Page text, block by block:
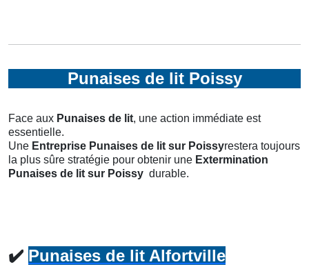
Punaises de lit Poissy
Face aux Punaises de lit, une action immédiate est
essentielle.
Une Entreprise Punaises de lit sur Poissyrestera toujours
la plus sûre stratégie pour obtenir une Extermination
Punaises de lit sur Poissy durable.
✔️ Punaises de lit Alfortville